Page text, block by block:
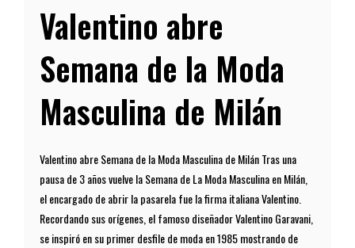
Valentino abre
Semana de la Moda
Masculina de Milán
Valentino abre Semana de la Moda Masculina de Milán Tras una
pausa de 3 años vuelve la Semana de La Moda Masculina en Milán,
el encargado de abrir la pasarela fue la firma italiana Valentino.
Recordando sus orígenes, el famoso diseñador Valentino Garavani,
se inspiró en su primer desfile de moda en 1985 mostrando de